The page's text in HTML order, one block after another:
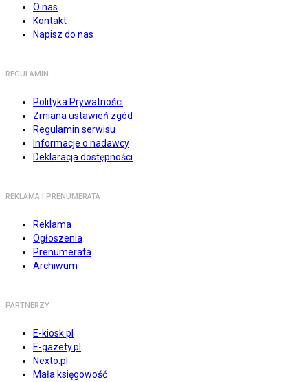
O nas
Kontakt
Napisz do nas
REGULAMIN
Polityka Prywatności
Zmiana ustawień zgód
Regulamin serwisu
Informacje o nadawcy
Deklaracja dostępności
REKLAMA I PRENUMERATA
Reklama
Ogłoszenia
Prenumerata
Archiwum
PARTNERZY
E-kiosk.pl
E-gazety.pl
Nexto.pl
Mała księgowość